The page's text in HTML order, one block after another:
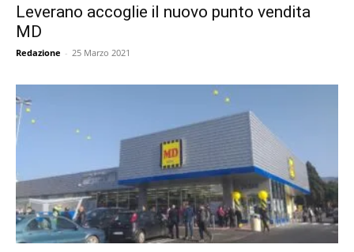
Leverano accoglie il nuovo punto vendita
MD
Redazione - 25 Marzo 2021